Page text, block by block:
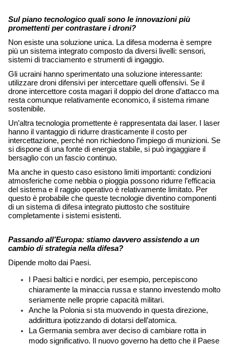
Sul piano tecnologico quali sono le innovazioni più
promettenti per contrastare i droni?
Non esiste una soluzione unica. La difesa moderna è sempre
più un sistema integrato composto da diversi livelli: sensori,
sistemi di tracciamento e strumenti di ingaggio.
Gli ucraini hanno sperimentato una soluzione interessante:
utilizzare droni difensivi per intercettare quelli offensivi. Se il
drone intercettore costa magari il doppio del drone d’attacco ma
resta comunque relativamente economico, il sistema rimane
sostenibile.
Un’altra tecnologia promettente è rappresentata dai laser. I laser
hanno il vantaggio di ridurre drasticamente il costo per
intercettazione, perché non richiedono l’impiego di munizioni. Se
si dispone di una fonte di energia stabile, si può ingaggiare il
bersaglio con un fascio continuo.
Ma anche in questo caso esistono limiti importanti: condizioni
atmosferiche come nebbia o pioggia possono ridurre l’efficacia
del sistema e il raggio operativo è relativamente limitato. Per
questo è probabile che queste tecnologie diventino componenti
di un sistema di difesa integrato piuttosto che sostituire
completamente i sistemi esistenti.
Passando all’Europa: stiamo davvero assistendo a un
cambio di strategia nella difesa?
Dipende molto dai Paesi.
I Paesi baltici e nordici, per esempio, percepiscono
chiaramente la minaccia russa e stanno investendo molto
seriamente nelle proprie capacità militari.
Anche la Polonia si sta muovendo in questa direzione,
addirittura ipotizzando di dotarsi dell’atomica.
La Germania sembra aver deciso di cambiare rotta in
modo significativo. Il nuovo governo ha detto che il Paese